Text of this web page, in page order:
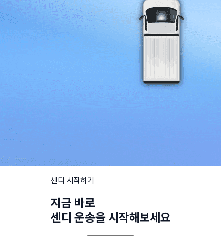
센디 시작하기
지금 바로
센디 운송을 시작해보세요